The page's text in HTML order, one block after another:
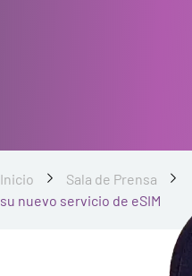
Inicio Sala de Prensa
su nuevo servicio de eSIM